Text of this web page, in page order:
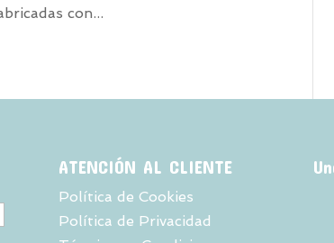
con...
ATENCIÓN AL CLIENTE
Política de Cookies
Política de Privacidad